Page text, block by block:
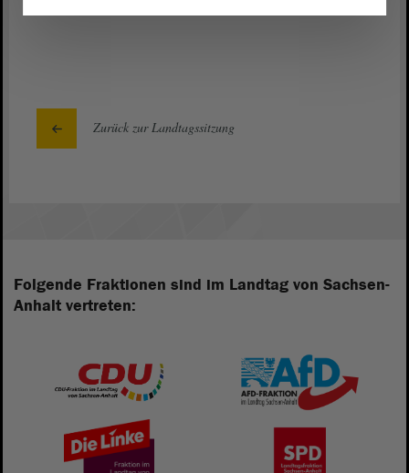
Zurück zur Landtagssitzung
Folgende Fraktionen sind im Landtag von Sachsen-
Anhalt vertreten: